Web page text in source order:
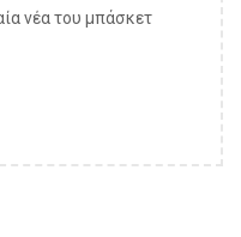
νέα του μπάσκετ